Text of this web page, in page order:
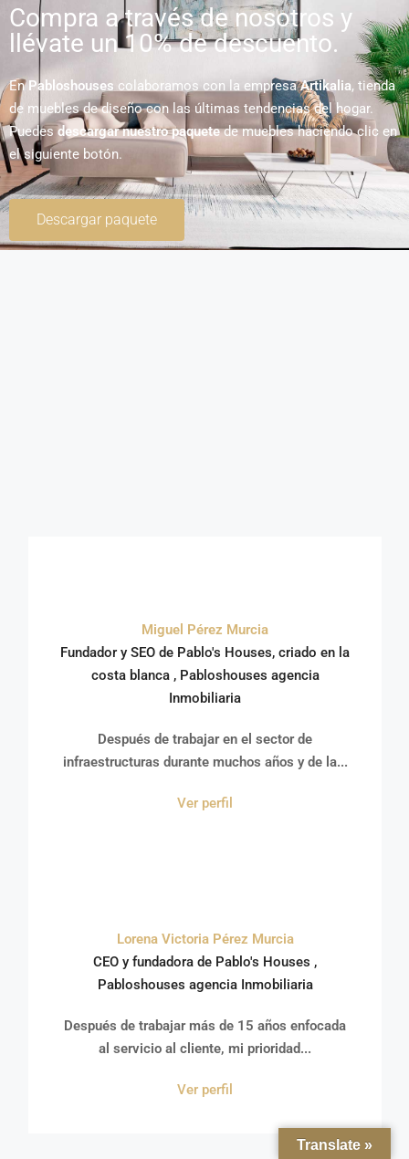
Compra a través de nosotros y
llévate un 10% de descuento.
EnPabloshouses colaboramos con la empresaArtikalia, tienda
de muebles de diseño con las últimas tendencias del hogar.
Puedesdescargar nuestro paquetede muebles haciendo clic en
el siguiente botón.
Descargar paquete
Miguel Pérez Murcia
Fundador y SEO de Pablo's Houses, criado en la
costa blanca , Pabloshouses agencia
Inmobiliaria
Después de trabajar en el sector de
infraestructuras durante muchos años y de la...
Ver perfil
Lorena Victoria Pérez Murcia
CEO y fundadora de Pablo's Houses ,
Pabloshouses agencia Inmobiliaria
Después de trabajar más de 15 años enfocada
al servicio al cliente, mi prioridad...
Ver perfil
Translate »